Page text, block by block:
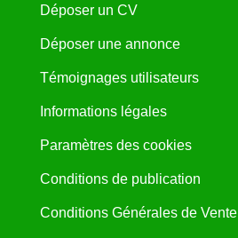
Déposer un CV
Déposer une annonce
Témoignages utilisateurs
Informations légales
Paramètres des cookies
Conditions de publication
Conditions Générales de Vente